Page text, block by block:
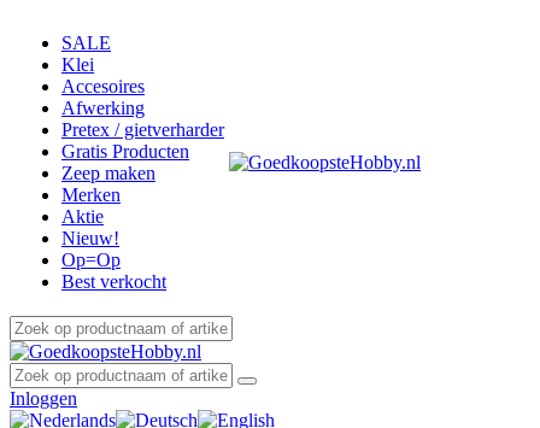
SALE
Klei
Accesoires
Afwerking
Pretex / gietverharder
Gratis Producten
Zeep maken
Merken
Aktie
Nieuw!
Op=Op
Best verkocht
Inloggen